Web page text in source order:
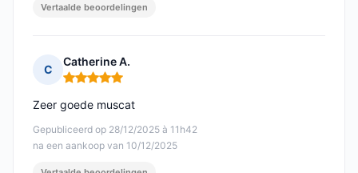
Vertaalde beoordelingen
C
Catherine A.
Opmerking: 5 van 5
Gepubliceerd op 28/12/2025 à 11h42
na een aankoop van 10/12/2025
Zeer goede muscat